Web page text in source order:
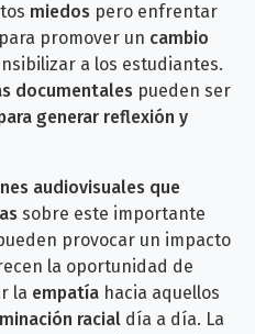
miedos pero enfrentar
promover un cambio
a los estudiantes.
documentales pueden ser
generar reflexión y
audiovisuales que
sobre este importante
provocar un impacto
la oportunidad de
la empatía hacia aquellos
racial día a día. La